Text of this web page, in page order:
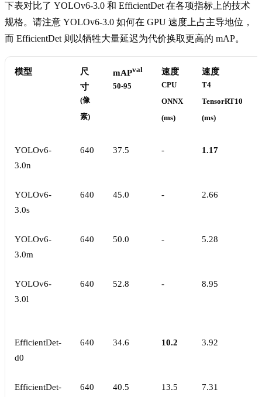
下表对比了 YOLOv6-3.0 和 EfficientDet 在各项指标上的技术
规格。请注意 YOLOv6-3.0 如何在 GPU 速度上占主导地位，
而 EfficientDet 则以牺牲大量延迟为代价换取更高的 mAP。
模型
尺
寸
(像
素)
mAPval
50-95
速度
CPU
ONNX
(ms)
速度
T4
TensorRT10
(ms)
YOLOv6-
3.0n
640 37.5 - 1.17
YOLOv6-
3.0s
640 45.0 - 2.66
YOLOv6-
3.0m
640 50.0 - 5.28
YOLOv6-
3.0l
640 52.8 - 8.95
EfficientDet-
d0
640 34.6 10.2 3.92
EfficientDet-
640 40.5 13.5 7.31